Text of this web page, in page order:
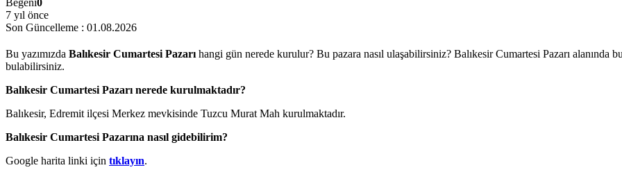
Beğeni0
7 yıl önce
Son Güncelleme : 01.08.2026
Bu yazımızda Balıkesir Cumartesi Pazarıhangi gün nerede kurulur? Bu pazara nasıl ulaşabilirsiniz? Balıkesir Cumartesi Pazarı alanında
bulabilirsiniz.
Balıkesir Cumartesi Pazarı nerede kurulmaktadır?
Balıkesir, Edremit ilçesi Merkez mevkisinde Tuzcu Murat Mah kurulmaktadır.
Balıkesir Cumartesi Pazarına nasıl gidebilirim?
Google harita linki için tıklayın.